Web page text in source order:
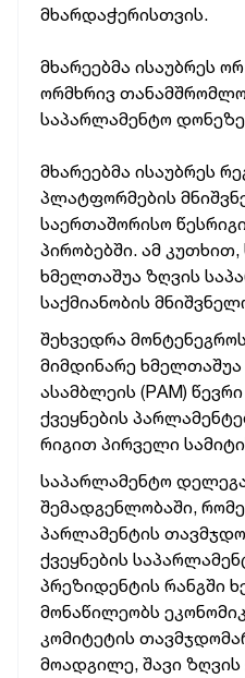
მხარდაჭერისთვის.
მხარეებმა ისაუბრეს
ორმხრივ
საპარლამენტო
მხარეებმა ისაუბრეს
პლატფორმების
საერთაშორისო
პირობებში. ამ კუთხით,
ხმელთაშუა ზღვის
საქმიანობის
შეხვედრა
მიმდინარე
ასამბლეის (PAM)
ქვეყნების
რიგით პირველი
საპარლამენტო
შემადგენლობაში,
პარლამენტის
ქვეყნების
პრეზიდენტის რანგში
მონაწილეობს
კომიტეტის
მოადგილე, შავი ზღვის